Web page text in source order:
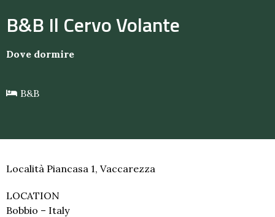
B&B Il Cervo Volante
Dove dormire
B&B
Località Piancasa 1, Vaccarezza
LOCATION
Bobbio – Italy